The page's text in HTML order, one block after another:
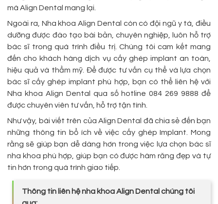
mà Align Dental mang lại.
Ngoài ra, Nha khoa Align Dental còn có đội ngũ y tá, điều
dưỡng được đào tạo bài bản, chuyên nghiệp, luôn hỗ trợ
bác sĩ trong quá trình điều trị. Chúng tôi cam kết mang
đến cho khách hàng dịch vụ cấy ghép implant an toàn,
hiệu quả và thẩm mỹ. Để được tư vấn cụ thể và lựa chọn
bác sĩ cấy ghép implant phù hợp, bạn có thể liên hệ với
Nha khoa Align Dental qua số hotline 084 269 9888 để
được chuyên viên tư vấn, hỗ trợ tận tình.
Như vậy, bài viết trên của Align Dental đã chia sẻ đến bạn
những thông tin bổ ích về việc cấy ghép Implant. Mong
rằng sẽ giúp bạn dễ dàng hơn trong việc lựa chọn bác sĩ
nha khoa phù hợp, giúp bạn có được hàm răng đẹp và tự
tin hơn trong quá trình giao tiếp.
Thông tin liên hệ nha khoa Align Dental chúng tôi